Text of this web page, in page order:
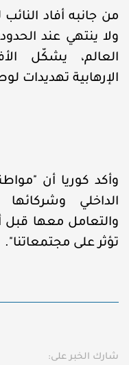
من جانبه أفاد
ولا ينتهي عند
العالم، يشكّل
الإرهابية تهديدات
وأكد كوريا أن
الداخلي
والتعامل معها
تؤثر على مجتمعاتنا".
شارك الخبر على: